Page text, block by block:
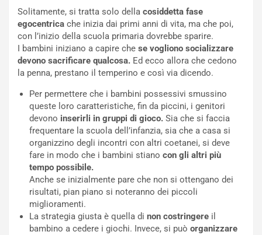
Solitamente, si tratta solo della cosiddetta fase
egocentrica che inizia dai primi anni di vita, ma che poi,
con l’inizio della scuola primaria dovrebbe sparire.
I bambini iniziano a capire che se vogliono socializzare
devono sacrificare qualcosa. Ed ecco allora che cedono
la penna, prestano il temperino e così via dicendo.
Per permettere che i bambini possessivi smussino
queste loro caratteristiche, fin da piccini, i genitori
devono inserirli in gruppi di gioco. Sia che si faccia
frequentare la scuola dell’infanzia, sia che a casa si
organizzino degli incontri con altri coetanei, si deve
fare in modo che i bambini stiano con gli altri più
tempo possibile.
Anche se inizialmente pare che non si ottengano dei
risultati, pian piano si noteranno dei piccoli
miglioramenti.
La strategia giusta è quella di non costringere il
bambino a cedere i giochi. Invece, si può organizzare